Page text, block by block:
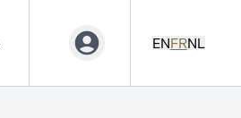
ENFRNL